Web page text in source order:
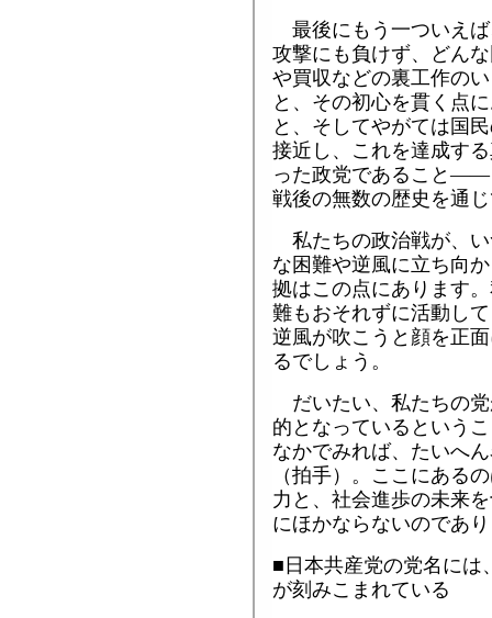
最後にもう一ついえ
攻撃にも負けず、どん
や買収などの裏工作の
と、その初心を貫く点
と、そしてやがては国
接近し、これを達成す
った政党であること――
戦後の無数の歴史を通
私たちの政治戦が、
な困難や逆風に立ち向
拠はこの点にあります
難もおそれずに活動し
逆風が吹こうと顔を正
るでしょう。
だいたい、私たちの
的となっているという
なかでみれば、たいへ
（拍手）。ここにある
力と、社会進歩の未来
にほかならないのであ
■日本共産党の党名には
が刻みこまれている